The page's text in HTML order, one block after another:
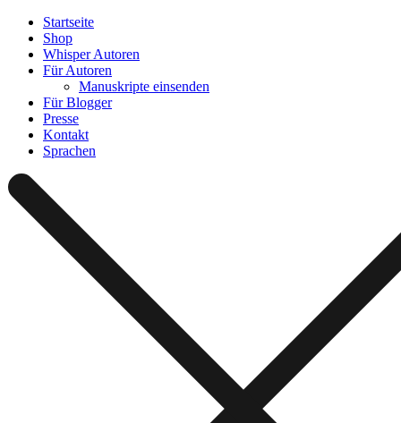
Zum
Inhalt
springen
Startseite
Shop
Whisper Autoren
Für Autoren
Manuskripte einsenden
Für Blogger
Presse
Kontakt
Sprachen